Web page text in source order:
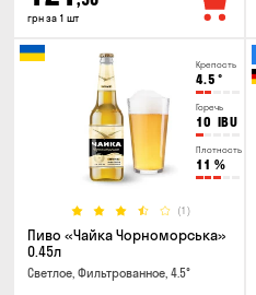
грн за 1 шт
Крепость
4.5 °
Горечь
10 IBU
Плотность
11 %
(1)
Пиво «Чайка Чорноморська»
0.45л
Светлое, Фильтрованное, 4.5°